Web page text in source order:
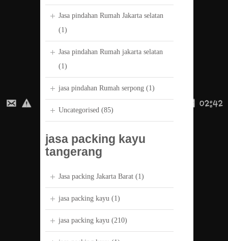
Jasa pindahan Rumah Jakarta selatan
(1)
Jasa pindahan Rumah jakarta selatan
(1)
jasa pindahan Rumah serpong (1)
Uncategorised (85)
jasa packing kayu
tangerang
Jasa packing Jakarta Barat (1)
jasa packing kayu (1)
jasa packing kayu (210)